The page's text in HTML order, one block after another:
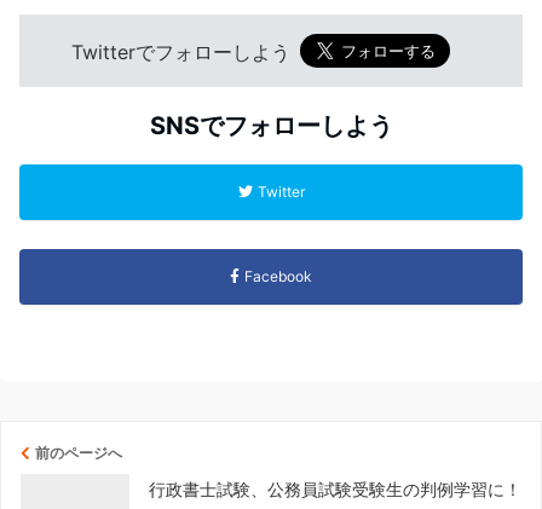
Twitterでフォローしよう
SNSでフォローしよう
Twitter
Facebook
前のページへ
行政書士試験、公務員試験受験生の判例学習に！